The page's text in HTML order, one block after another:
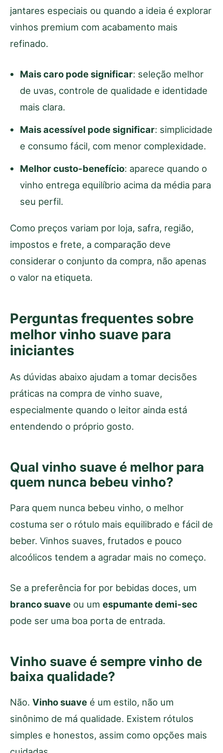
jantares especiais ou quando a ideia é explorar
vinhos premium com acabamento mais
refinado.
Mais caro pode significar: seleção melhor
de uvas, controle de qualidade e identidade
mais clara.
Mais acessível pode significar: simplicidade
e consumo fácil, com menor complexidade.
Melhor custo-benefício: aparece quando o
vinho entrega equilíbrio acima da média para
seu perfil.
Como preços variam por loja, safra, região,
impostos e frete, a comparação deve
considerar o conjunto da compra, não apenas
o valor na etiqueta.
Perguntas frequentes sobre
melhor vinho suave para
iniciantes
As dúvidas abaixo ajudam a tomar decisões
práticas na compra de vinho suave,
especialmente quando o leitor ainda está
entendendo o próprio gosto.
Qual vinho suave é melhor para
quem nunca bebeu vinho?
Para quem nunca bebeu vinho, o melhor
costuma ser o rótulo mais equilibrado e fácil de
beber. Vinhos suaves, frutados e pouco
alcoólicos tendem a agradar mais no começo.
Se a preferência for por bebidas doces, um
branco suave ou um espumante demi-sec
pode ser uma boa porta de entrada.
Vinho suave é sempre vinho de
baixa qualidade?
Não. Vinho suave é um estilo, não um
sinônimo de má qualidade. Existem rótulos
simples e honestos, assim como opções mais